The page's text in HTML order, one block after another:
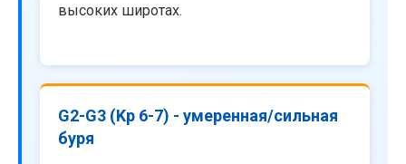
высоких широтах.
G2-G3 (Kp 6-7) - умеренная/сильная
буря